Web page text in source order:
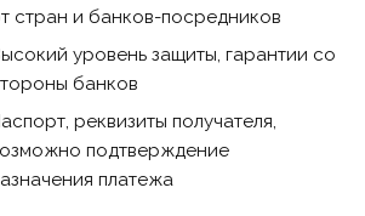
стран и банков-посредников
уровень защиты, гарантии со
банков
реквизиты получателя,
подтверждение
платежа